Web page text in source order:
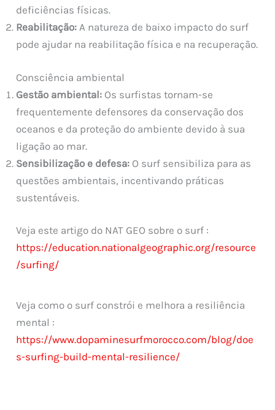
deficiências físicas.
Reabilitação: A natureza de baixo impacto do surf
pode ajudar na reabilitação física e na recuperação.
Consciência ambiental
Gestão ambiental: Os surfistas tornam-se
frequentemente defensores da conservação dos
oceanos e da proteção do ambiente devido à sua
ligação ao mar.
Sensibilização e defesa: O surf sensibiliza para as
questões ambientais, incentivando práticas
sustentáveis.
Veja este artigo do NAT GEO sobre o surf :
https://education.nationalgeographic.org/resource
/surfing/
Veja como o surf constrói e melhora a resiliência
mental :
https://www.dopaminesurfmorocco.com/blog/doe
s-surfing-build-mental-resilience/